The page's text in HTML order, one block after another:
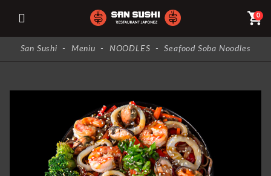
0
shopping_cart
San Sushi - Meniu - NOODLES - Seafood Soba Noodles